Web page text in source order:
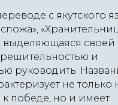
с якутского
своей
и
руководить.
не только
победе, но и имеет